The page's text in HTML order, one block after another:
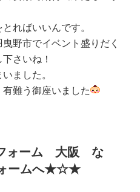
ればいいんです。
野市でイベント盛りだく
さいね！
ました。
難う御座いました
ォーム 大阪 な
ォームへ★☆★